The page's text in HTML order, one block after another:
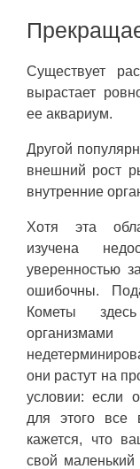
Существует
вырастает
ее аквариум.
Другой
внешний рост
внутренние
Хотя эта
изучена
уверенностью
ошибочны.
Кометы
они растут на
условии: если
для этого все
кажется, что
свой